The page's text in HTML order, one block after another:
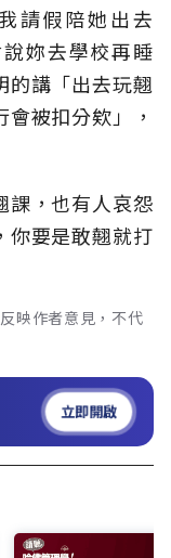
請假陪她出去
妳去學校再睡
的講「出去玩翹
被扣分欸」，
課，也有人哀怨
你要是敢翹就打
反映作者意見，不代
立即開啟